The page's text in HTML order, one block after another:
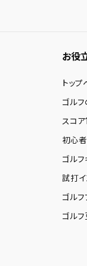
お役
トッ
ゴル
スコ
初心
ゴル
試打イ
ゴルフ
ゴル